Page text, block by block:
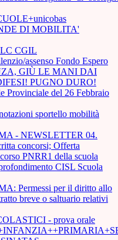
DI MOBILITA'
CGIL
assenso Fondo Espero
GIÙ LE MANI DAI
PUGNO DURO!
Provinciale del 26 Febbraio
sportello mobilità
- NEWSLETTER 04.
concorsi; Offerta
PNRR1 della scuola
CISL Scuola
Permessi per il diritto allo
breve o saltuario relativi
- prova orale